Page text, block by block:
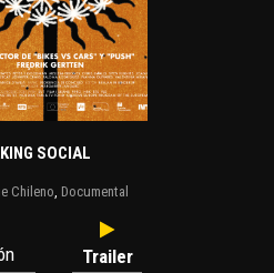
SOCIAL
Chileno Documental
Trailer